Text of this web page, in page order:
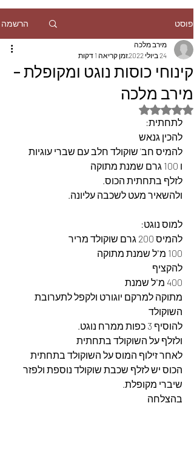
פוסט הרשמה
קינוחי כוסות נוגט ומקופלת –
מירב מלכה
מירב מלכה
24 ביולי 2022
זמן קריאה 1 דקות
דירוג של NaN מתוך 5 כוכבים
לתחתית:
להכין גנאש
להמיס חב' שוקולד חלב עם שברי עוגיות
ו 100 גרם שמנת מתוקה
לזלף בתחתית הכוס.
ולהשאיר מעט לשכבה עליונה.
למוס נוגט:
להמיס 200 גרם שוקולד מריר
100 מ"ל שמנת מתוקה
להקציף
400 מ"ל שמנת
מתוקה למרקם יוגורט ולקפל לתערובת
השוקולד
להוסיף 3 כפות ממרח נוגט.
ולזלף על השוקולד בתחתית
לאחר זילוף המוס על השוקולד בתחתית
הכוס יש לזלף שכבת שוקולד נוספת ולפזר
שיברי מקופלת.
בהצלחה